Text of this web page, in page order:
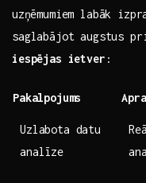
⁤uzņēmumiem labāk
saglabājot augstus
iespējas ietver : ‌ ‍ ‌ ⁤
Pakalpojums
Uzlabota datu
analīze